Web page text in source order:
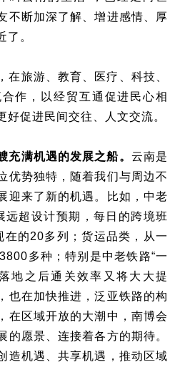
不断加深了解、增进感情、厚
了。
在旅游、教育、医疗、科技、
作，以经贸互通促进民心相
促进民间交往、人文交流。
充满机遇的发展之船。 云南是
优势独特，随着我们与周边不
迎来了新的机遇。比如，中老
远超设计预期，每日的跨境班
的20多列；货运品类，从一
多种；特别是中老铁路“一
地之后通关效率又将大大提
也在加快推进，泛亚铁路的构
在区域开放的大潮中，南博会
的愿景、连接着各方的期待。
造机遇、共享机遇，推动区域